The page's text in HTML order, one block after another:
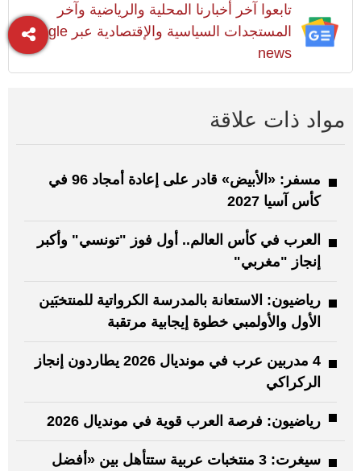
تابعوا آخر أخبارنا المحلية والرياضية وآخر
المستجدات السياسية والإقتصادية عبر Google
news
مواد ذات علاقة
مسفر: «الأبيض» قادر على إعادة أمجاد 96 في
كأس آسيا 2027
العرب في كأس العالم.. أول فوز "تونسي" وأكبر
إنجاز "مغربي"
رياضيون: الاستعانة بالمدرسة الكرواتية للمنتخبَين
الأول والأولمبي خطوة إيجابية مرتقبة
4 مدربين عرب في مونديال 2026 يطاردون إنجاز
الركراكي
رياضيون: فرصة العرب قوية في مونديال 2026
سيغرت: 3 منتخبات عربية ستتأهل بين «أفضل